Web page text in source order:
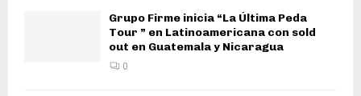
Grupo Firme inicia “La Última Peda
Tour ” en Latinoamericana con sold
out en Guatemala y Nicaragua
0